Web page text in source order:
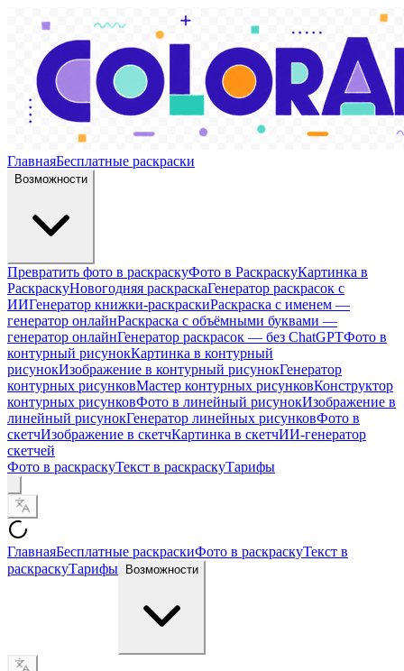
ГлавнаяБесплатные раскраски
Возможности
Превратить фото в раскраскуФото в РаскраскуКартинка в
РаскраскуНовогодняя раскраскаГенератор раскрасок с
ИИГенератор книжки-раскраскиРаскраска с именем —
генератор онлайнРаскраска с объёмными буквами —
генератор онлайнГенератор раскрасок — без ChatGPTФото в
контурный рисунокКартинка в контурный
рисунокИзображение в контурный рисунокГенератор
контурных рисунковМастер контурных рисунковКонструктор
контурных рисунковФото в линейный рисунокИзображение в
линейный рисунокГенератор линейных рисунковФото в
скетчИзображение в скетчКартинка в скетчИИ-генератор
скетчей
Фото в раскраскуТекст в раскраскуТарифы
ГлавнаяБесплатные раскраскиФото в раскраскуТекст в
раскраскуТарифы Возможности